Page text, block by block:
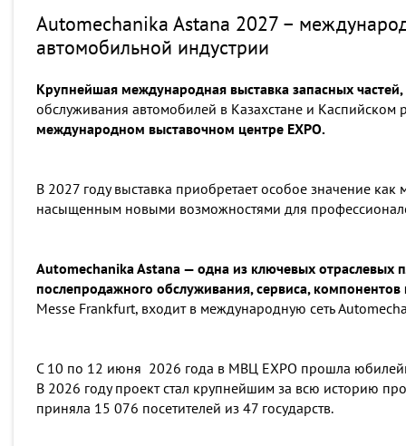
Automechanika Astana 2027 –
автомобильной индустрии
Крупнейшая международная выставка запасных
обслуживания автомобилей в Казахстане и Каспийском
международном выставочном центре EXPO.
В 2027 году выставка приобретает особое значение
насыщенным новыми возможностями для
Automechanika Astana — одна из ключевых
послепродажного обслуживания, сервиса, компонентов
Messe Frankfurt, входит в международную сеть
С 10 по 12 июня 2026 года в МВЦ EXPO прошла
В 2026 году проект стал крупнейшим за всю историю
приняла 15 076 посетителей из 47